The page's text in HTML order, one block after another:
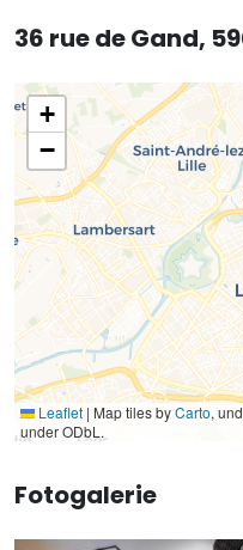
36 rue de Gand,
+
−
Leaflet | Map tiles byCarto,
under ODbL.
Fotogalerie